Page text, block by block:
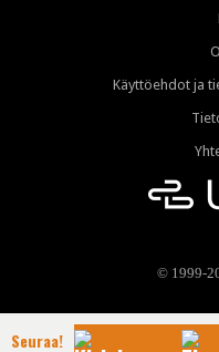
Käyttöehdot ja
© 1999-
Seuraa!